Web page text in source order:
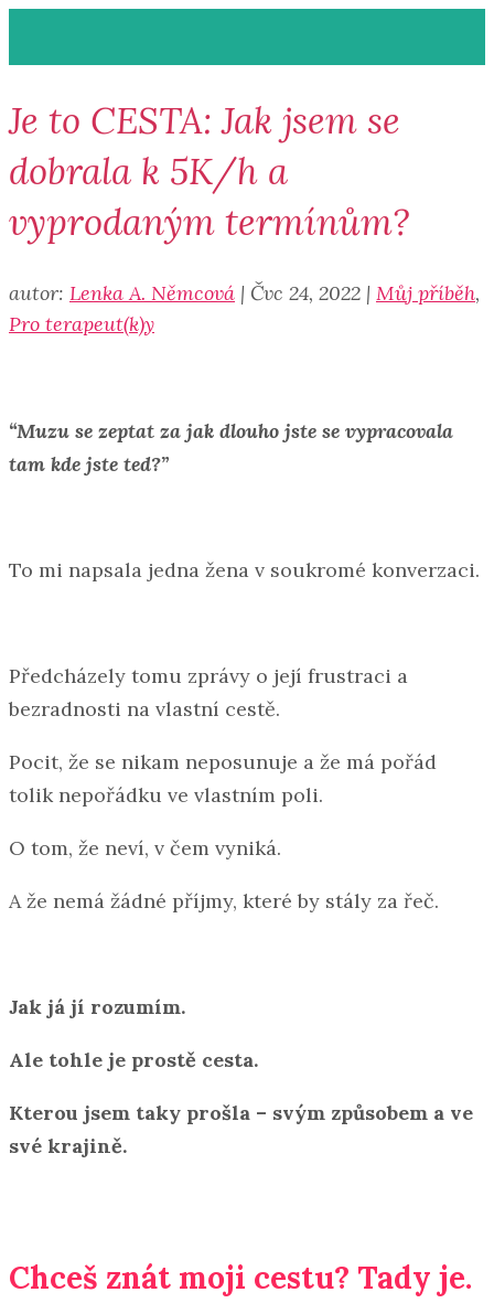
Je to CESTA: Jak jsem se
dobrala k 5K/h a
vyprodaným termínům?
autor: Lenka A. Němcová | Čvc 24, 2022 | Můj příběh,
Pro terapeut(k)y
“Muzu se zeptat za jak dlouho jste se vypracovala
tam kde jste ted?”
To mi napsala jedna žena v soukromé konverzaci.
Předcházely tomu zprávy o její frustraci a
bezradnosti na vlastní cestě.
Pocit, že se nikam neposunuje a že má pořád
tolik nepořádku ve vlastním poli.
O tom, že neví, v čem vyniká.
A že nemá žádné příjmy, které by stály za řeč.
Jak já jí rozumím.
Ale tohle je prostě cesta.
Kterou jsem taky prošla – svým způsobem a ve
své krajině.
Chceš znát moji cestu? Tady je.